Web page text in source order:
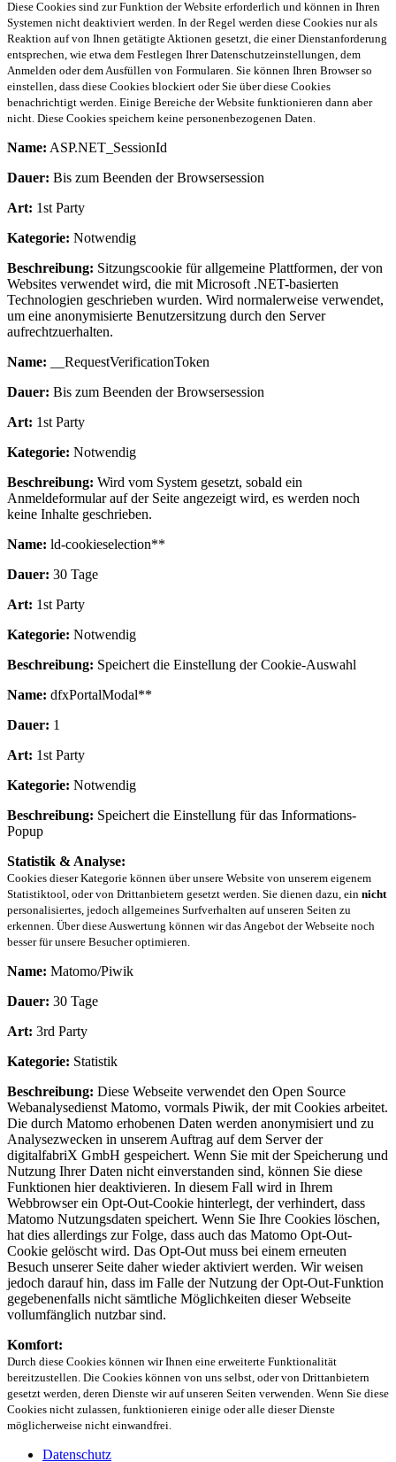
Diese Cookies sind zur Funktion der Website erforderlich und können in Ihren
Systemen nicht deaktiviert werden. In der Regel werden diese Cookies nur als
Reaktion auf von Ihnen getätigte Aktionen gesetzt, die einer Dienstanforderung
entsprechen, wie etwa dem Festlegen Ihrer Datenschutzeinstellungen, dem
Anmelden oder dem Ausfüllen von Formularen. Sie können Ihren Browser so
einstellen, dass diese Cookies blockiert oder Sie über diese Cookies
benachrichtigt werden. Einige Bereiche der Website funktionieren dann aber
nicht. Diese Cookies speichern keine personenbezogenen Daten.
Name: ASP.NET_SessionId
Dauer: Bis zum Beenden der Browsersession
Art: 1st Party
Kategorie: Notwendig
Beschreibung: Sitzungscookie für allgemeine Plattformen, der von
Websites verwendet wird, die mit Microsoft .NET-basierten
Technologien geschrieben wurden. Wird normalerweise verwendet,
um eine anonymisierte Benutzersitzung durch den Server
aufrechtzuerhalten.
Name: __RequestVerificationToken
Dauer: Bis zum Beenden der Browsersession
Art: 1st Party
Kategorie: Notwendig
Beschreibung: Wird vom System gesetzt, sobald ein
Anmeldeformular auf der Seite angezeigt wird, es werden noch
keine Inhalte geschrieben.
Name: ld-cookieselection**
Dauer: 30 Tage
Art: 1st Party
Kategorie: Notwendig
Beschreibung: Speichert die Einstellung der Cookie-Auswahl
Name: dfxPortalModal**
Dauer: 1
Art: 1st Party
Kategorie: Notwendig
Beschreibung: Speichert die Einstellung für das Informations-
Popup
Statistik & Analyse:
Cookies dieser Kategorie können über unsere Website von unserem eigenem
Statistiktool, oder von Drittanbietern gesetzt werden. Sie dienen dazu, ein nicht
personalisiertes, jedoch allgemeines Surfverhalten auf unseren Seiten zu
erkennen. Über diese Auswertung können wir das Angebot der Webseite noch
besser für unsere Besucher optimieren.
Name: Matomo/Piwik
Dauer: 30 Tage
Art: 3rd Party
Kategorie: Statistik
Beschreibung: Diese Webseite verwendet den Open Source
Webanalysedienst Matomo, vormals Piwik, der mit Cookies arbeitet.
Die durch Matomo erhobenen Daten werden anonymisiert und zu
Analysezwecken in unserem Auftrag auf dem Server der
digitalfabriX GmbH gespeichert. Wenn Sie mit der Speicherung und
Nutzung Ihrer Daten nicht einverstanden sind, können Sie diese
Funktionen hier deaktivieren. In diesem Fall wird in Ihrem
Webbrowser ein Opt-Out-Cookie hinterlegt, der verhindert, dass
Matomo Nutzungsdaten speichert. Wenn Sie Ihre Cookies löschen,
hat dies allerdings zur Folge, dass auch das Matomo Opt-Out-
Cookie gelöscht wird. Das Opt-Out muss bei einem erneuten
Besuch unserer Seite daher wieder aktiviert werden. Wir weisen
jedoch darauf hin, dass im Falle der Nutzung der Opt-Out-Funktion
gegebenenfalls nicht sämtliche Möglichkeiten dieser Webseite
vollumfänglich nutzbar sind.
Komfort:
Durch diese Cookies können wir Ihnen eine erweiterte Funktionalität
bereitzustellen. Die Cookies können von uns selbst, oder von Drittanbietern
gesetzt werden, deren Dienste wir auf unseren Seiten verwenden. Wenn Sie diese
Cookies nicht zulassen, funktionieren einige oder alle dieser Dienste
möglicherweise nicht einwandfrei.
Datenschutz